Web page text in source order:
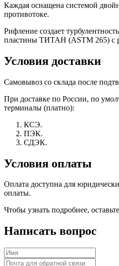
Каждая оснащена системой
противотоке.
Рифление создает
пластины ТИТАН (ASTM 265) с
Условия доставки
Самовывоз со склада после
При доставке по России, по
терминалы (платно):
КСЭ.
ПЭК.
СДЭК.
Условия оплаты
Оплата доступна для
оплаты.
Чтобы узнать подробнее,
Написать вопрос